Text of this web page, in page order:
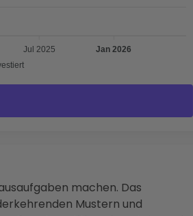
Jul 2025 Jan 2026
machen. Das
Mustern und